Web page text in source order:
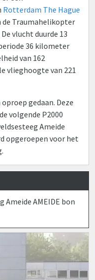
Rotterdam The Hague
de Traumahelikopter
vlucht duurde 13
36 kilometer
van 162
vlieghoogte van 221
gedaan. Deze
volgende P2000
Ameide
opgeroepen voor het
Ameide AMEIDE bon